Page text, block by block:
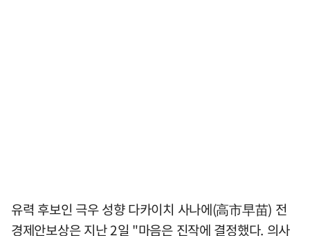
유력 후보인 극우 성향 다카이치 사나에(高市早苗) 전
경제안보상은 지난 2일 "마음은 진작에 결정했다. 의사